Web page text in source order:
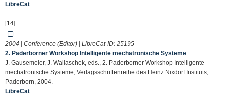
LibreCat
[14]
2004 | Conference (Editor) | LibreCat-ID: 25195
2. Paderborner Workshop Intelligente mechatronische Systeme
J. Gausemeier, J. Wallaschek, eds., 2. Paderborner Workshop Intelligente
mechatronische Systeme, Verlagsschriftenreihe des Heinz Nixdorf Instituts,
Paderborn, 2004.
LibreCat